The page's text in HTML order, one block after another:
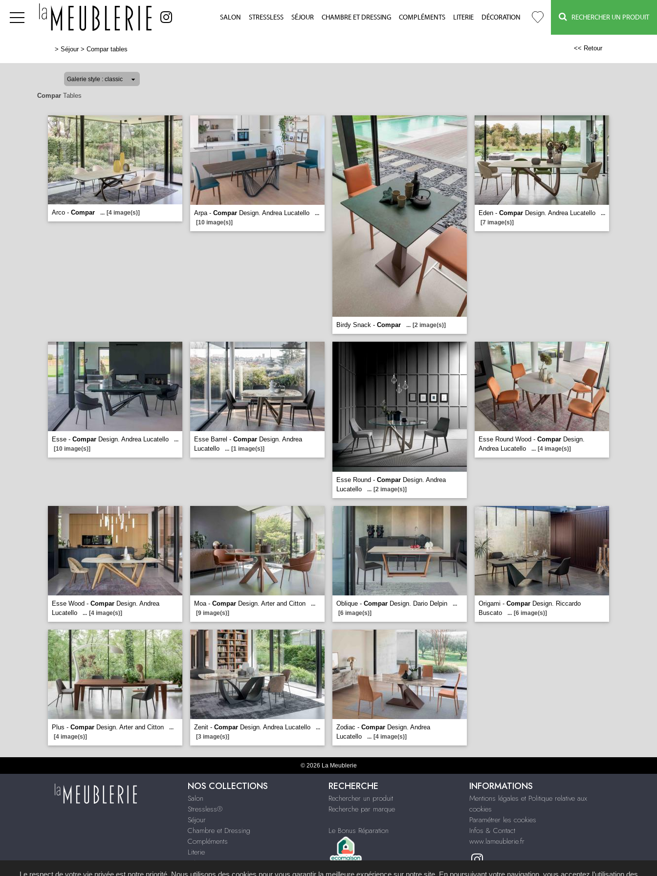
SALON STRESSLESS SÉJOUR CHAMBRE ET DRESSING COMPLÉMENTS LITERIE DÉCORATION RECHERCHER UN PRODUIT
> Séjour> Compar tables << Retour
Compar Tables
Arco - Compar ... [4 image(s)] Arpa - Compar Design. Andrea Lucatello
...
[10 image(s)]
Birdy Snack - Compar ... [2 image(s)]
Eden - Compar Design. Andrea Lucatello
...
[7 image(s)]
Esse - Compar Design. Andrea Lucatello
...
[10 image(s)]
Esse Barrel - Compar Design. Andrea
Lucatello
... [1 image(s)]
Esse Round - Compar Design. Andrea
Lucatello
... [2 image(s)]
Esse Round Wood - Compar Design.
Andrea Lucatello
... [4 image(s)]
Esse Wood - Compar Design. Andrea
Lucatello
... [4 image(s)]
Moa - Compar Design. Arter and Citton
...
[9 image(s)]
Oblique - Compar Design. Dario Delpin
...
[6 image(s)]
Origami - Compar Design. Riccardo
Buscato
... [6 image(s)]
Plus - Compar Design. Arter and Citton
...
[4 image(s)]
Zenit - Compar Design. Andrea Lucatello
...
[3 image(s)]
Zodiac - Compar Design. Andrea
Lucatello
... [4 image(s)]
© 2026 La Meublerie
NOS COLLECTIONS
Salon
Stressless®
Séjour
Chambre et Dressing
Compléments
Literie
Décoration
RECHERCHE
Rechercher un produit
Recherche par marque
Le Bonus Réparation
INFORMATIONS
Mentions légales et Politique relative aux
cookies
Paramétrer les cookies
Infos & Contact
www.lameublerie.fr
Le respect de votre vie privée est notre priorité. Nous utilisons des cookies pour vous garantir la meilleure expérience sur notre site. En poursuivant votre navigation, vous acceptez l’utilisation des